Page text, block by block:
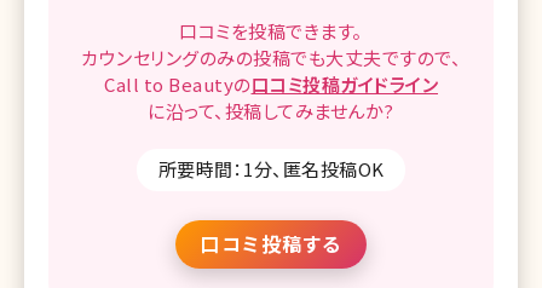
口コミを投稿できます。
カウンセリングのみの投稿でも大丈夫ですので、
Call to Beautyの口コミ投稿ガイドライン
に沿って、 投稿してみませんか?
所要時間：1分、匿名投稿OK
口コミ投稿する